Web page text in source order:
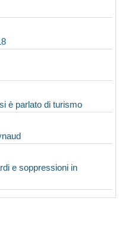
è parlato di turismo
e soppressioni in